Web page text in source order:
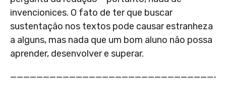
invencionices. O fato de ter que buscar
sustentação nos textos pode causar estranheza
a alguns, mas nada que um bom aluno não possa
aprender, desenvolver e superar.